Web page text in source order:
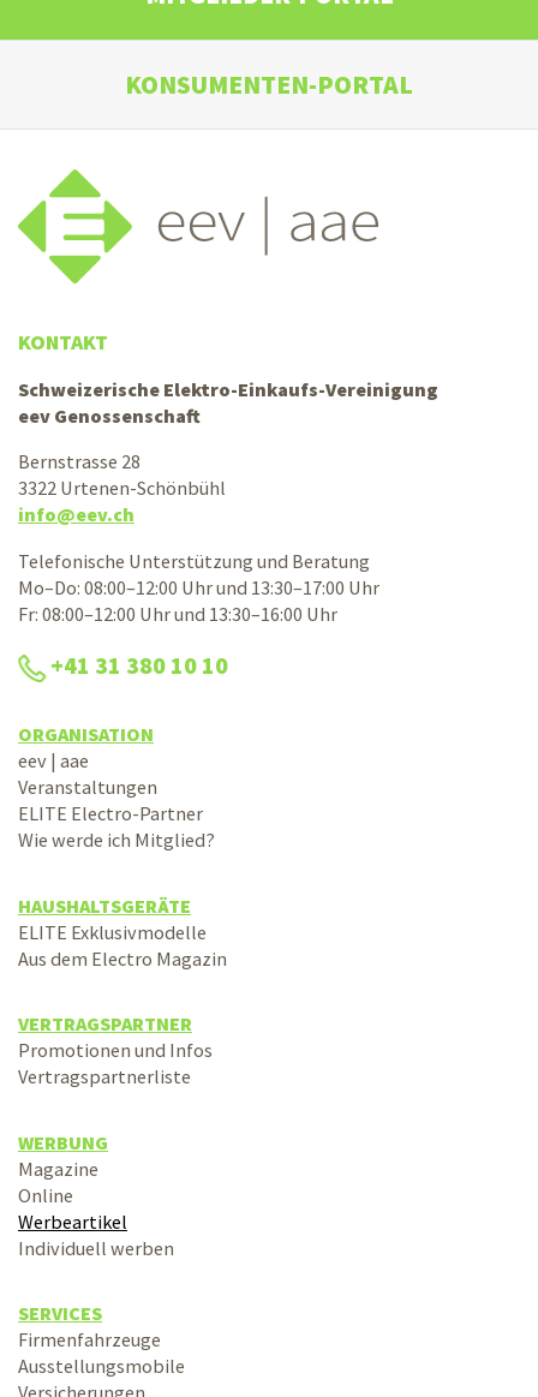
KONSUMENTEN-PORTAL
KONTAKT
Schweizerische Elektro-Einkaufs-Vereinigung
eev Genossenschaft
Bernstrasse 28
3322 Urtenen-Schönbühl
info@eev.ch
Telefonische Unterstützung und Beratung
Mo–Do: 08:00–12:00 Uhr und 13:30–17:00 Uhr
Fr: 08:00–12:00 Uhr und 13:30–16:00 Uhr
+41 31 380 10 10
ORGANISATION
eev | aae
Veranstaltungen
ELITE Electro-Partner
Wie werde ich Mitglied?
HAUSHALTSGERÄTE
ELITE Exklusivmodelle
Aus dem Electro Magazin
VERTRAGSPARTNER
Promotionen und Infos
Vertragspartnerliste
WERBUNG
Magazine
Online
Werbeartikel
Individuell werben
SERVICES
Firmenfahrzeuge
Ausstellungsmobile
Versicherungen